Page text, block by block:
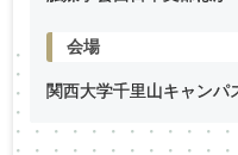
会場
関西大学千里山キャン